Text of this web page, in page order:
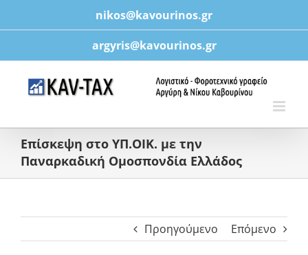
περιεχόμενο
nikos@kavourinos.gr
argyris@kavourinos.gr
Επίσκεψη στο ΥΠ.ΟΙΚ. με την
Παναρκαδική Ομοσπονδία Ελλάδος
Προηγούμενο Επόμενο